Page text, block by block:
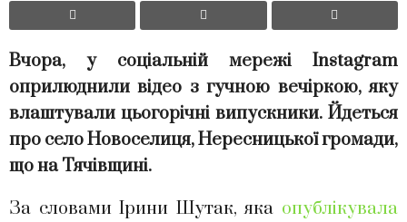
Вчора, у соціальній мережі Instagram
оприлюднили відео з гучною вечіркою, яку
влаштували цьогорічні випускники. Йдеться
про село Новоселиця, Нересницької громади,
що на Тячівщині.
За словами Ірини Шутак, яка опублікувала